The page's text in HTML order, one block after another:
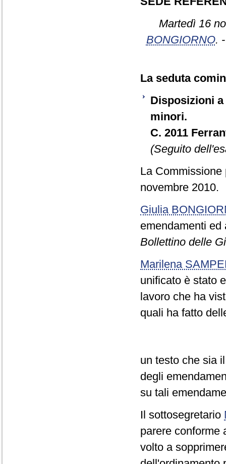
Martedì 16
BONGIORNO.
La seduta
Disposizioni
minori.
C. 2011
(Seguito
La
novembre 2010.
Giulia
emendamenti
Bollettino delle
Marilena
unificato è stato
lavoro che ha
quali ha fatto
un testo che sia
degli
su tali
Il sottosegretario
parere conforme
volto a